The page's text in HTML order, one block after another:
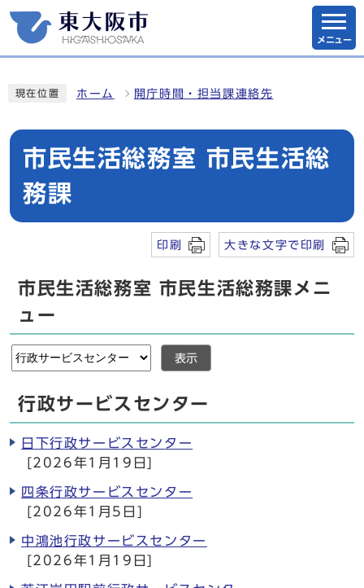
メニュー
現在位置 ホーム 開庁時間・担当課連絡先
市民生活総務室 市民生活総
務課
印刷 大きな文字で印刷
市民生活総務室 市民生活総務課メニ
ュー
表示
行政サービスセンター
日下行政サービスセンター
[2026年1月19日]
四条行政サービスセンター
[2026年1月5日]
中鴻池行政サービスセンター
[2026年1月19日]